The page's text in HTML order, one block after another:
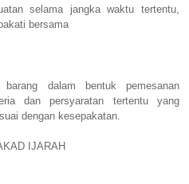
selama jangka waktu tertentu,
bersama
dalam bentuk pemesanan
dan persyaratan tertentu yang
dengan kesepakatan.
IJARAH